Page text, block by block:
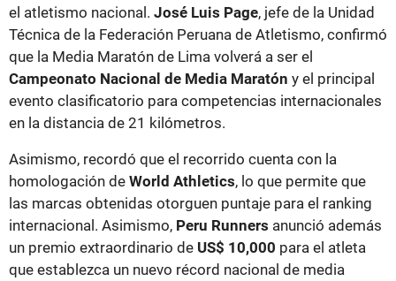
el atletismo nacional. José Luis Page, jefe de la Unidad
Técnica de la Federación Peruana de Atletismo, confirmó
que la Media Maratón de Lima volverá a ser el
Campeonato Nacional de Media Maratón y el principal
evento clasificatorio para competencias internacionales
en la distancia de 21 kilómetros.
Asimismo, recordó que el recorrido cuenta con la
homologación de World Athletics, lo que permite que
las marcas obtenidas otorguen puntaje para el ranking
internacional. Asimismo, Peru Runners anunció además
un premio extraordinario de US$ 10,000 para el atleta
que establezca un nuevo récord nacional de media